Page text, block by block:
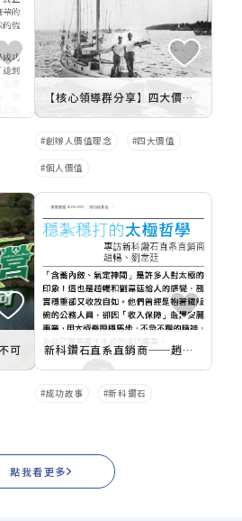
【核心領導群分享】四大價值 個人價值
創辦人價值理念 四大價值
個人價值
可 新科鑽石直系直銷商──趙暢、劉韋廷
成功故事 新科鑽石
點我看更多